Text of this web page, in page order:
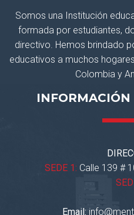
Somos una Institución
formada por estudiantes,
directivo. Hemos brindado
educativos a muchos
Colombia y
INFORMACIÓN
SEDE 1: Calle 139 #
Email: